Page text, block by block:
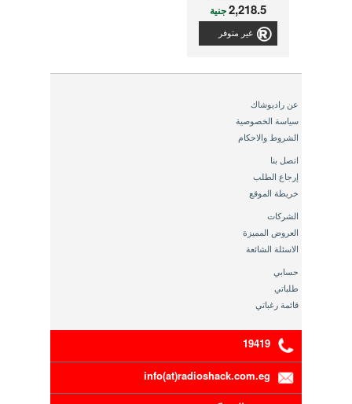
2,218.5جنية
غير متوفر
عن راديوشاك
سياسة الخصوصية
الشروط والاحكام
اتصل بنا
إرجاع الطلب
خريطة الموقع
الشركات
العروض المميزة
الاسئلة الشائعة
حسابي
طلباتي
قائمة رغباتي
19419
info(at)radioshack.com.eg